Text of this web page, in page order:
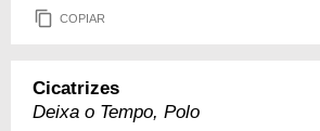
COPIAR
Cicatrizes
Deixa o Tempo, Polo